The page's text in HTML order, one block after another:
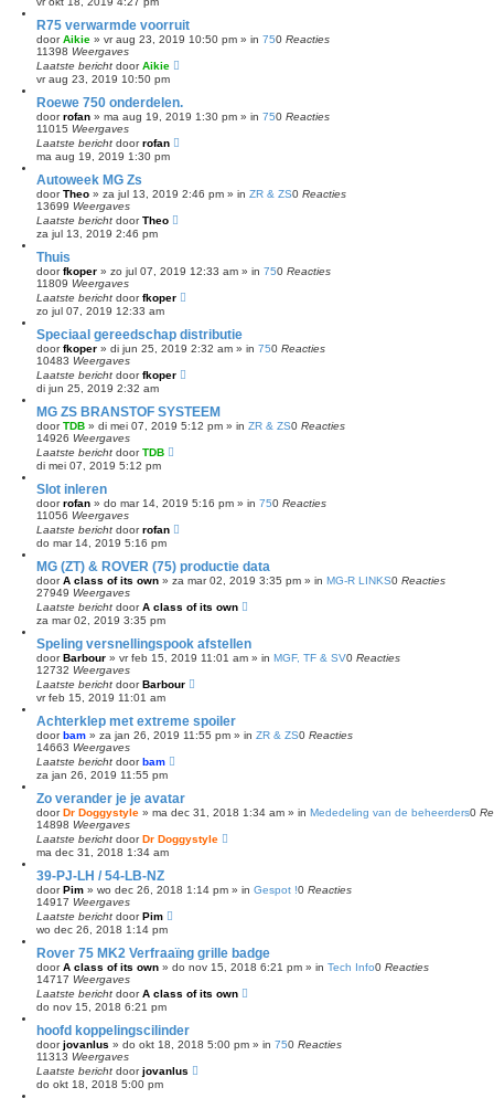
R75 verwarmde voorruit
doorAikie » vr aug 23, 2019 10:50 pm » in 750 Reacties
11398 Weergaves
Laatste bericht doorAikie
vr aug 23, 2019 10:50 pm
Roewe 750 onderdelen.
doorrofan » ma aug 19, 2019 1:30 pm » in 750 Reacties
11015 Weergaves
Laatste bericht doorrofan
ma aug 19, 2019 1:30 pm
Autoweek MG Zs
doorTheo » za jul 13, 2019 2:46 pm » in ZR & ZS0 Reacties
13699 Weergaves
Laatste bericht doorTheo
za jul 13, 2019 2:46 pm
Thuis
doorfkoper » zo jul 07, 2019 12:33 am » in 750 Reacties
11809 Weergaves
Laatste bericht doorfkoper
zo jul 07, 2019 12:33 am
Speciaal gereedschap distributie
doorfkoper » di jun 25, 2019 2:32 am » in 750 Reacties
10483 Weergaves
Laatste bericht doorfkoper
di jun 25, 2019 2:32 am
MG ZS BRANSTOF SYSTEEM
doorTDB » di mei 07, 2019 5:12 pm » in ZR & ZS0 Reacties
14926 Weergaves
Laatste bericht doorTDB
di mei 07, 2019 5:12 pm
Slot inleren
doorrofan » do mar 14, 2019 5:16 pm » in 750 Reacties
11056 Weergaves
Laatste bericht doorrofan
do mar 14, 2019 5:16 pm
MG (ZT) & ROVER (75) productie data
doorA class of its own » za mar 02, 2019 3:35 pm » in MG-R LINKS0 Reacties
27949 Weergaves
Laatste bericht doorA class of its own
za mar 02, 2019 3:35 pm
Speling versnellingspook afstellen
doorBarbour » vr feb 15, 2019 11:01 am » in MGF, TF & SV0 Reacties
12732 Weergaves
Laatste bericht doorBarbour
vr feb 15, 2019 11:01 am
Achterklep met extreme spoiler
doorbam » za jan 26, 2019 11:55 pm » in ZR & ZS0 Reacties
14663 Weergaves
Laatste bericht doorbam
za jan 26, 2019 11:55 pm
Zo verander je je avatar
doorDr Doggystyle » ma dec 31, 2018 1:34 am » in Mededeling van de beheerders0
14898 Weergaves
Laatste bericht doorDr Doggystyle
ma dec 31, 2018 1:34 am
39-PJ-LH / 54-LB-NZ
doorPim » wo dec 26, 2018 1:14 pm » in Gespot !0 Reacties
14917 Weergaves
Laatste bericht doorPim
wo dec 26, 2018 1:14 pm
Rover 75 MK2 Verfraaïng grille badge
doorA class of its own » do nov 15, 2018 6:21 pm » in Tech Info0 Reacties
14717 Weergaves
Laatste bericht doorA class of its own
do nov 15, 2018 6:21 pm
hoofd koppelingscilinder
doorjovanlus » do okt 18, 2018 5:00 pm » in 750 Reacties
11313 Weergaves
Laatste bericht doorjovanlus
do okt 18, 2018 5:00 pm